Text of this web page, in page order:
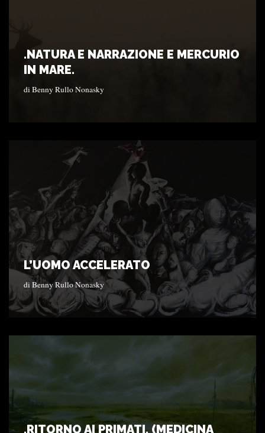
.NATURA E NARRAZIONE E MERCURIO
IN MARE.
diBenny Rullo Nonasky
L’UOMO ACCELERATO
diBenny Rullo Nonasky
.RITORNO AI PRIMATI. (MEDICINA